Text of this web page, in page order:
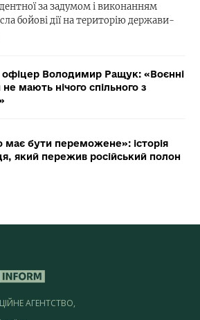
за задумом і виконанням
бойові дії на територію держави-
офіцер Володимир Ращук: «Воєнні
мають нічого спільного з
має бути переможене»: історія
який пережив російський полон
АГЕНТСТВО,